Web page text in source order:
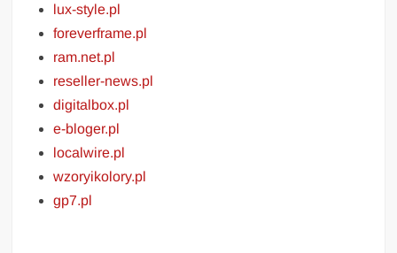
lux-style.pl
foreverframe.pl
ram.net.pl
reseller-news.pl
digitalbox.pl
e-bloger.pl
localwire.pl
wzoryikolory.pl
gp7.pl